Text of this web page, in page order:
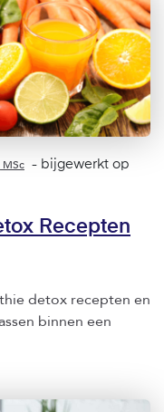
MSc - bijgewerkt op
Recepten
detox recepten en
binnen een